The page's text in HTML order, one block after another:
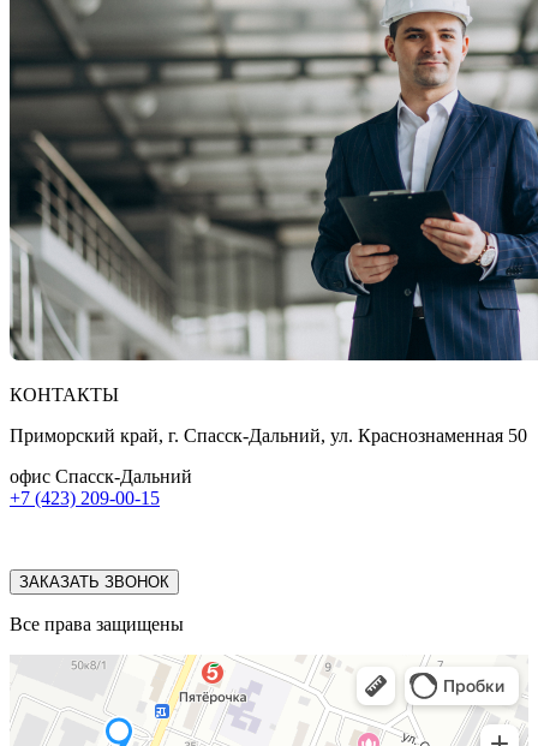
КОНТАКТЫ
Приморский край, г. Спасск-Дальний, ул. Краснознаменная 50
офис Спасск-Дальний
+7 (423) 209-00-15
ЗАКАЗАТЬ ЗВОНОК
Все права защищены